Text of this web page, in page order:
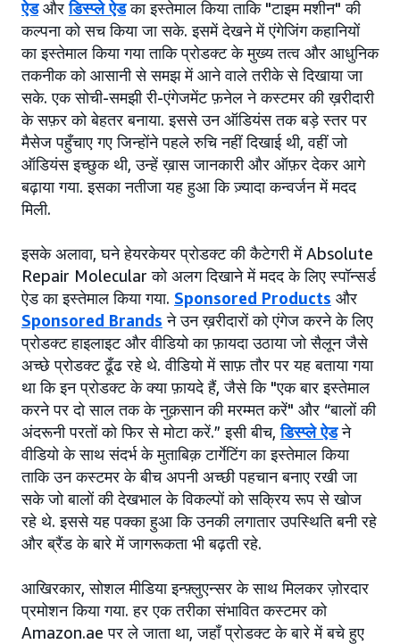
ऐडऔरडिस्प्ले ऐडका इस्तेमाल किया ताकि "टाइम मशीन" की
कल्पना को सच किया जा सके. इसमें देखने में एंगेजिंग कहानियों
का इस्तेमाल किया गया ताकि प्रोडक्ट के मुख्य तत्व और आधुनिक
तकनीक को आसानी से समझ में आने वाले तरीके से दिखाया जा
सके. एक सोची-समझी री-एंगेजमेंट फ़नेल ने कस्टमर की ख़रीदारी
के सफ़र को बेहतर बनाया. इससे उन ऑडियंस तक बड़े स्तर पर
मैसेज पहुँचाए गए जिन्होंने पहले रुचि नहीं दिखाई थी, वहीं जो
ऑडियंस इच्छुक थी, उन्हें ख़ास जानकारी और ऑफ़र देकर आगे
बढ़ाया गया. इसका नतीजा यह हुआ कि ज़्यादा कन्वर्जन में मदद
मिली.
इसके अलावा, घने हेयरकेयर प्रोडक्ट की कैटेगरी में Absolute
Repair Molecular को अलग दिखाने में मदद के लिए स्पॉन्सर्ड
ऐड का इस्तेमाल किया गया. Sponsored Products और
Sponsored Brands ने उन ख़रीदारों को एंगेज करने के लिए
प्रोडक्ट हाइलाइट और वीडियो का फ़ायदा उठाया जो सैलून जैसे
अच्छे प्रोडक्ट ढूँढ रहे थे. वीडियो में साफ़ तौर पर यह बताया गया
था कि इन प्रोडक्ट के क्या फ़ायदे हैं, जैसे कि "एक बार इस्तेमाल
करने पर दो साल तक के नुक़सान की मरम्मत करें" और “बालों की
अंदरूनी परतों को फिर से मोटा करें.” इसी बीच,डिस्प्ले ऐडने
वीडियो के साथ संदर्भ के मुताबिक़ टार्गेटिंग का इस्तेमाल किया
ताकि उन कस्टमर के बीच अपनी अच्छी पहचान बनाए रखी जा
सके जो बालों की देखभाल के विकल्पों को सक्रिय रूप से खोज
रहे थे. इससे यह पक्का हुआ कि उनकी लगातार उपस्थिति बनी रहे
और ब्रैंड के बारे में जागरूकता भी बढ़ती रहे.
आखिरकार, सोशल मीडिया इन्फ़्लुएन्सर के साथ मिलकर ज़ोरदार
प्रमोशन किया गया. हर एक तरीका संभावित कस्टमर को
Amazon.ae पर ले जाता था, जहाँ प्रोडक्ट के बारे में बचे हुए